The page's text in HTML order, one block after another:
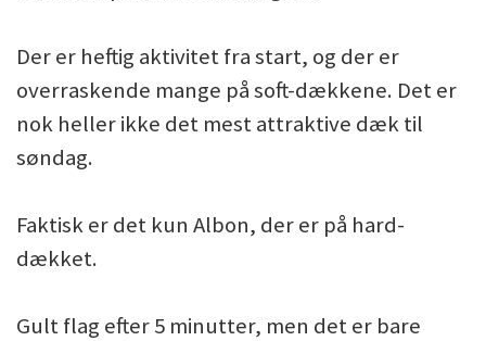
Der er heftig aktivitet fra start, og der er
overraskende mange på soft-dækkene. Det er
nok heller ikke det mest attraktive dæk til
søndag.
Faktisk er det kun Albon, der er på hard-
dækket.
Gult flag efter 5 minutter, men det er bare